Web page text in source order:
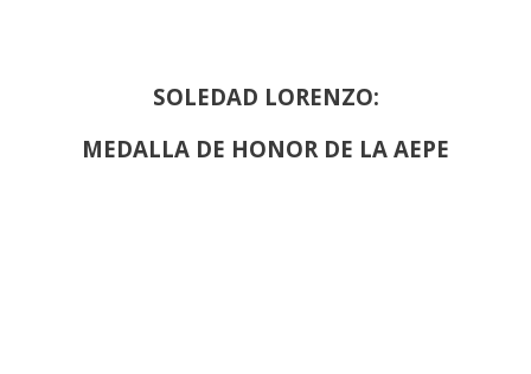
SOLEDAD LORENZO:
MEDALLA DE HONOR DE LA AEPE